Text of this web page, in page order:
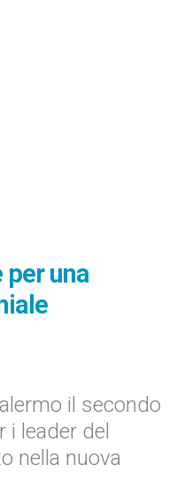
per una
il secondo
i leader del
nella nuova